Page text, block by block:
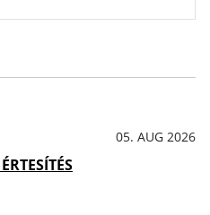
05. AUG 2026